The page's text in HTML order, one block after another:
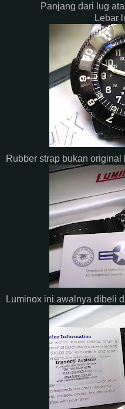
Panjang dari lug
Lebar
Rubber strap bukan original
Luminox ini awalnya dibeli